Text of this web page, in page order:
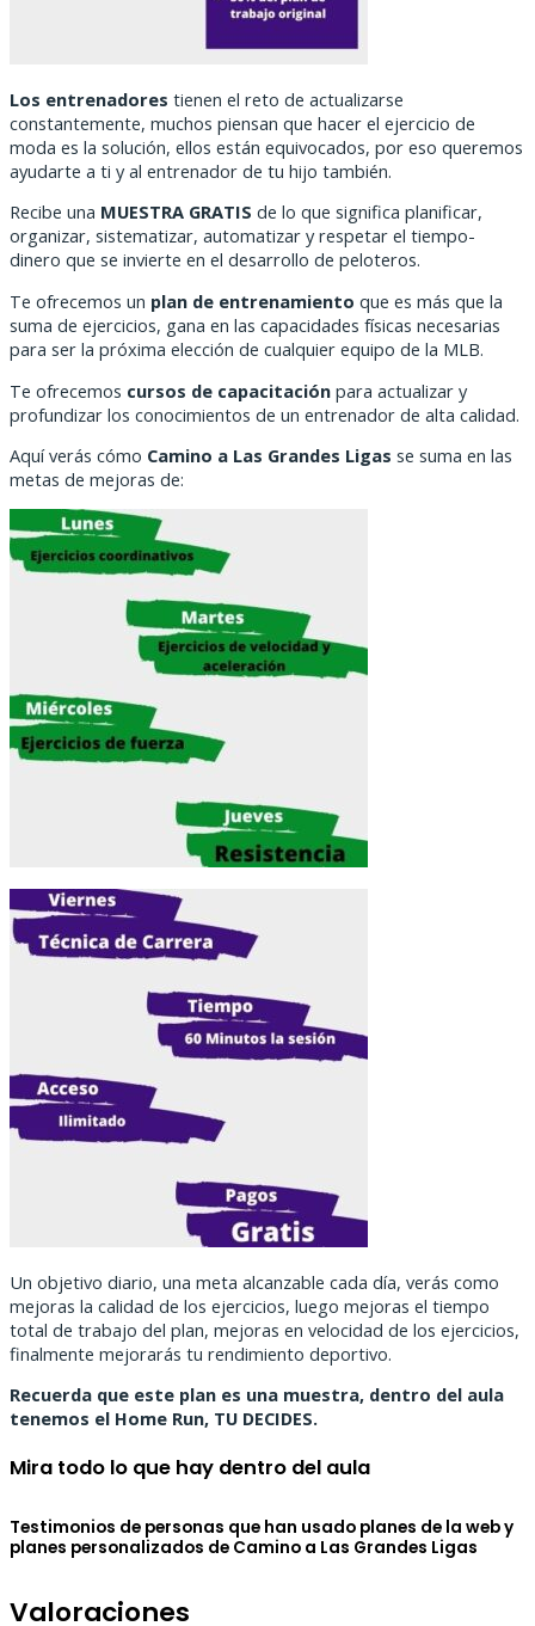
Los entrenadores tienen el reto de actualizarse
constantemente, muchos piensan que hacer el ejercicio de
moda es la solución, ellos están equivocados, por eso queremos
ayudarte a ti y al entrenador de tu hijo también.
Recibe una MUESTRA GRATIS de lo que significa planificar,
organizar, sistematizar, automatizar y respetar el tiempo-
dinero que se invierte en el desarrollo de peloteros.
Te ofrecemos un plan de entrenamiento que es más que la
suma de ejercicios, gana en las capacidades físicas necesarias
para ser la próxima elección de cualquier equipo de la MLB.
Te ofrecemos cursos de capacitación para actualizar y
profundizar los conocimientos de un entrenador de alta calidad.
Aquí verás cómo Camino a Las Grandes Ligas se suma en las
metas de mejoras de:
Un objetivo diario, una meta alcanzable cada día, verás como
mejoras la calidad de los ejercicios, luego mejoras el tiempo
total de trabajo del plan, mejoras en velocidad de los ejercicios,
finalmente mejorarás tu rendimiento deportivo.
Recuerda que este plan es una muestra, dentro del aula
tenemos el Home Run, TU DECIDES.
Mira todo lo que hay dentro del aula
Testimonios de personas que han usado planes de la web y
planes personalizados de Camino a Las Grandes Ligas
Valoraciones